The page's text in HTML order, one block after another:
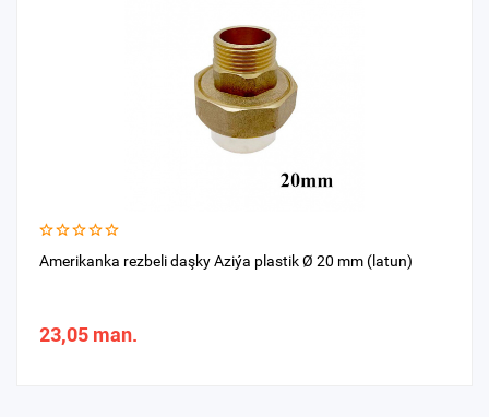
Amerikanka rezbeli daşky Aziýa plastik Ø 20 mm (latun)
23,05 man.